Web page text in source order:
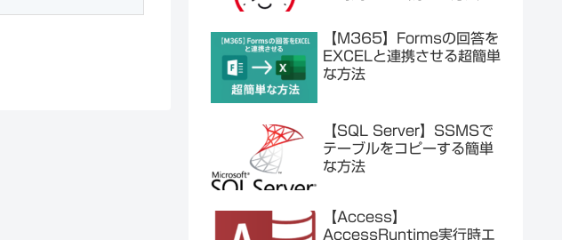
【M365】Formsの回答を
EXCELと連携させる超簡単
な方法
【SQL Server】SSMSで
テーブルをコピーする簡単
な方法
【Access】
AccessRuntime実行時エ